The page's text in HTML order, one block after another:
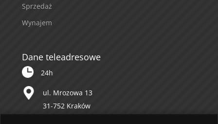
Sprzedaż
Wynajem
Dane teleadresowe
24h
ul. Mrozowa 13
31-752 Kraków